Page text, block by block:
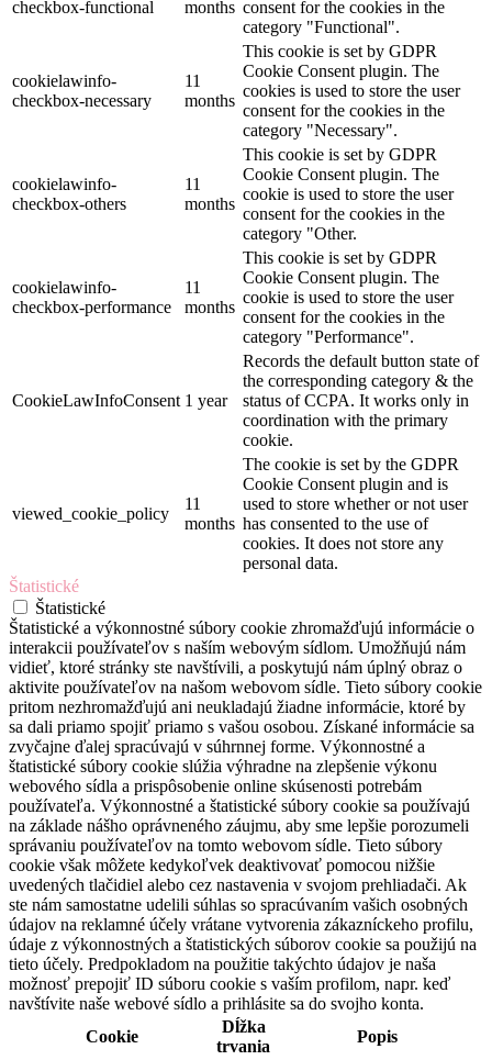
checkbox-functional months consent for the cookies in the
category "Functional".
cookielawinfo-
checkbox-necessary
11
months
This cookie is set by GDPR
Cookie Consent plugin. The
cookies is used to store the user
consent for the cookies in the
category "Necessary".
cookielawinfo-
checkbox-others
11
months
This cookie is set by GDPR
Cookie Consent plugin. The
cookie is used to store the user
consent for the cookies in the
category "Other.
cookielawinfo-
checkbox-performance
11
months
This cookie is set by GDPR
Cookie Consent plugin. The
cookie is used to store the user
consent for the cookies in the
category "Performance".
CookieLawInfoConsent 1 year
Records the default button state of
the corresponding category & the
status of CCPA. It works only in
coordination with the primary
cookie.
viewed_cookie_policy
11
months
The cookie is set by the GDPR
Cookie Consent plugin and is
used to store whether or not user
has consented to the use of
cookies. It does not store any
personal data.
Štatistické
Štatistické
Štatistické a výkonnostné súbory cookie zhromažďujú informácie o
interakcii používateľov s naším webovým sídlom. Umožňujú nám
vidieť, ktoré stránky ste navštívili, a poskytujú nám úplný obraz o
aktivite používateľov na našom webovom sídle. Tieto súbory cookie
pritom nezhromažďujú ani neukladajú žiadne informácie, ktoré by
sa dali priamo spojiť priamo s vašou osobou. Získané informácie sa
zvyčajne ďalej spracúvajú v súhrnnej forme. Výkonnostné a
štatistické súbory cookie slúžia výhradne na zlepšenie výkonu
webového sídla a prispôsobenie online skúsenosti potrebám
používateľa. Výkonnostné a štatistické súbory cookie sa používajú
na základe nášho oprávneného záujmu, aby sme lepšie porozumeli
správaniu používateľov na tomto webovom sídle. Tieto súbory
cookie však môžete kedykoľvek deaktivovať pomocou nižšie
uvedených tlačidiel alebo cez nastavenia v svojom prehliadači. Ak
ste nám samostatne udelili súhlas so spracúvaním vašich osobných
údajov na reklamné účely vrátane vytvorenia zákazníckeho profilu,
údaje z výkonnostných a štatistických súborov cookie sa použijú na
tieto účely. Predpokladom na použitie takýchto údajov je naša
možnosť prepojiť ID súboru cookie s vaším profilom, napr. keď
navštívite naše webové sídlo a prihlásite sa do svojho konta.
Cookie
Dĺžka
trvania
Popis